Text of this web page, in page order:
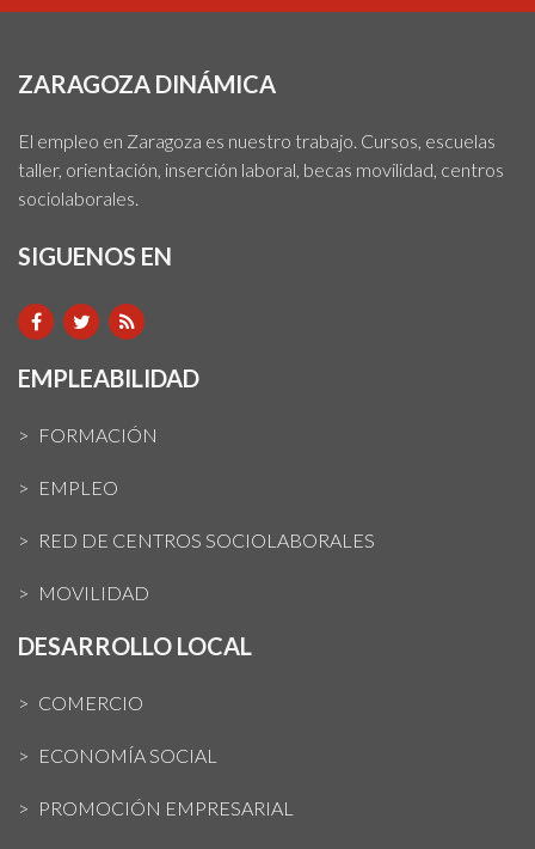
ZARAGOZA DINÁMICA
El empleo en Zaragoza es nuestro trabajo. Cursos, escuelas
taller, orientación, inserción laboral, becas movilidad, centros
sociolaborales.
SIGUENOS EN
EMPLEABILIDAD
FORMACIÓN
EMPLEO
RED DE CENTROS SOCIOLABORALES
MOVILIDAD
DESARROLLO LOCAL
COMERCIO
ECONOMÍA SOCIAL
PROMOCIÓN EMPRESARIAL